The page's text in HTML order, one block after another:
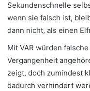
Sekundenschnelle
wenn sie falsch ist,
dann nicht, als einen
Mit VAR würden
Vergangenheit
zeigt, doch zumindest
dadurch verhindert